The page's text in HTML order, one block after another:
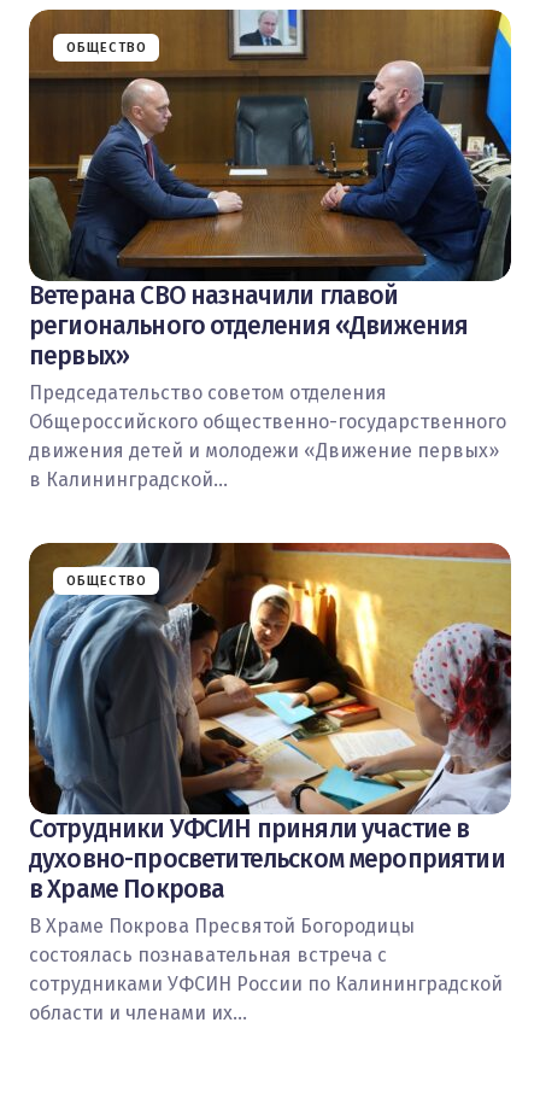
ОБЩЕСТВО
Ветерана СВО назначили главой
регионального отделения «Движения
первых»
Председательство советом отделения
Общероссийского общественно-государственного
движения детей и молодежи «Движение первых»
в Калининградской…
ОБЩЕСТВО
Сотрудники УФСИН приняли участие в
духовно-просветительском мероприятии
в Храме Покрова
В Храме Покрова Пресвятой Богородицы
состоялась познавательная встреча с
сотрудниками УФСИН России по Калининградской
области и членами их…